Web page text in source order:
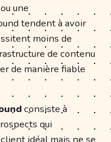
une
tendent à avoir
moins de
de contenu
de manière fiable
consiste à
qui
idéal mais ne se